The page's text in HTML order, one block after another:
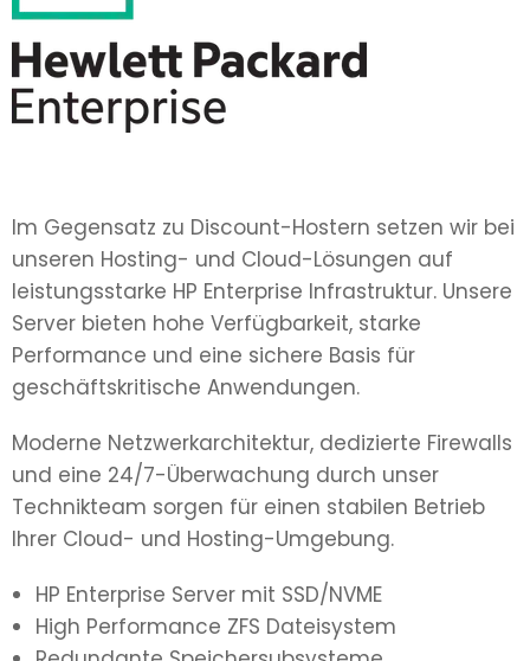
Im Gegensatz zu Discount-Hostern setzen wir bei
unseren Hosting- und Cloud-Lösungen auf
leistungsstarke HP Enterprise Infrastruktur. Unsere
Server bieten hohe Verfügbarkeit, starke
Performance und eine sichere Basis für
geschäftskritische Anwendungen.
Moderne Netzwerkarchitektur, dedizierte Firewalls
und eine 24/7-Überwachung durch unser
Technikteam sorgen für einen stabilen Betrieb
Ihrer Cloud- und Hosting-Umgebung.
HP Enterprise Server mit SSD/NVME
High Performance ZFS Dateisystem